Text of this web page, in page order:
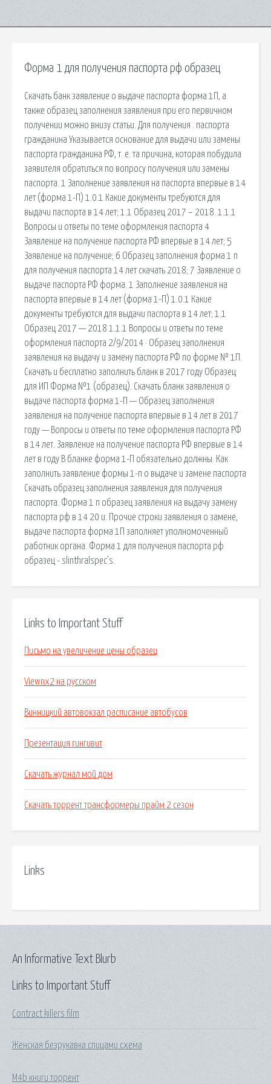
Форма 1 для получения паспорта рф образец
Скачать банк заявление о выдаче паспорта форма 1П, а
также образец заполнения заявления при его первичном
получении можно внизу статьи. Для получения . паспорта
гражданина Указывается основание для выдачи или замены
паспорта гражданина РФ, т. е. та причина, которая побудила
заявителя обратиться по вопросу получения или замены
паспорта. 1 Заполнение заявления на паспорта впервые в 14
лет (форма 1-П) 1.0.1 Какие документы требуются для
выдачи паспорта в 14 лет; 1.1 Образец 2017 – 2018. 1.1.1
Вопросы и ответы по теме оформления паспорта 4
Заявление на получение паспорта РФ впервые в 14 лет; 5
Заявление на получение; 6 Образец заполнения форма 1 п
для получения паспорта 14 лет скачать 2018; 7 Заявление о
выдаче паспорта РФ форма. 1 Заполнение заявления на
паспорта впервые в 14 лет (форма 1-П) 1.0.1 Какие
документы требуются для выдачи паспорта в 14 лет; 1.1
Образец 2017 — 2018 1.1.1 Вопросы и ответы по теме
оформления паспорта 2/9/2014 · Образец заполнения
заявления на выдачу и замену паспорта РФ по форме № 1П.
Скачать и бесплатно заполнить бланк в 2017 году Образец
для ИП Форма №1 (образец). Скачать бланк заявления о
выдаче паспорта форма 1-П — Образец заполнения
заявления на получение паспорта впервые в 14 лет в 2017
году — Вопросы и ответы по теме оформления паспорта РФ
в 14 лет. Заявление на получение паспорта РФ впервые в 14
лет в году В бланке форма 1-П обязательно должны. Как
заполнить заявление формы 1-п о выдаче и замене паспорта
Скачать образец заполнения заявления для получения
паспорта. Форма 1 п образец заявления на выдачу замену
паспорта рф в 14 20 и. Прочие строки заявления о замене,
выдаче паспорта форма 1П заполняет уполномоченный
работник органа. Форма 1 для получения паспорта рф
образец - slinthralspec’s.
Links to Important Stuff
Письмо на увеличение цены образец
Viewnx2 на русском
Винницкий автовокзал расписание автобусов
Презентация гингивит
Скачать журнал мой дом
Скачать торрент трансформеры прайм 2 сезон
Links
Links to Important Stuff
Contract killers film
Женская безрукавка спицами схема
M4b книги торрент
An Informative Text Blurb